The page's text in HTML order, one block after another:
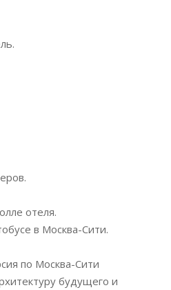
отеля.
в Москва-Сити.
по Москва-Сити
будущего и